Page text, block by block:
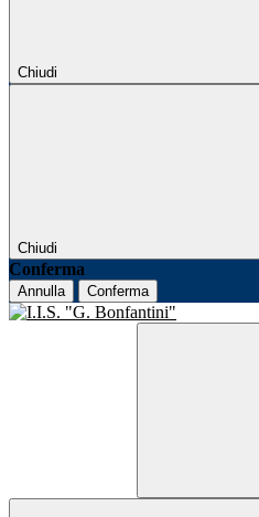
Chiudi
Chiudi
Conferma
Annulla Conferma